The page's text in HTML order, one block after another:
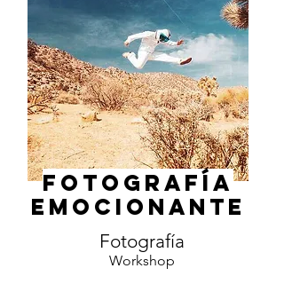
FOTOGRAFÍA
EMOCIONANTE
Fotografía
Workshop